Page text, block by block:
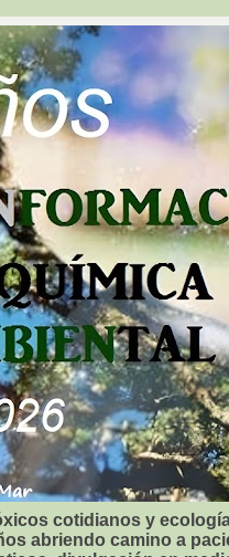
cotidianos y
abriendo camino a